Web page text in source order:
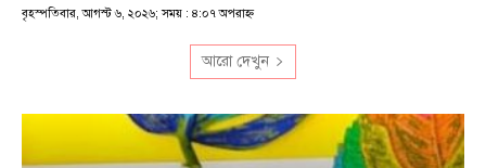
বৃহস্পতিবার, আগস্ট ৬, ২০২৬; সময় : ৪:০৭ অপরাহ্ণ
আরো দেখুন